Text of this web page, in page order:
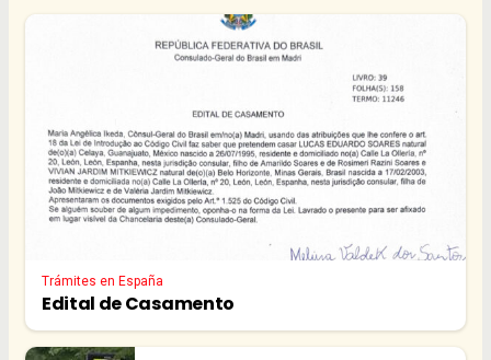
Trámites en España
Edital de Casamento